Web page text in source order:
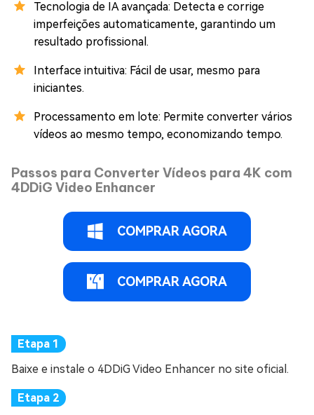
Tecnologia de IA avançada: Detecta e corrige
imperfeições automaticamente, garantindo um
resultado profissional.
Interface intuitiva: Fácil de usar, mesmo para
iniciantes.
Processamento em lote: Permite converter vários
vídeos ao mesmo tempo, economizando tempo.
Passos para Converter Vídeos para 4K com
4DDiG Video Enhancer
COMPRAR AGORA
COMPRAR AGORA
Baixe e instale o 4DDiG Video Enhancer no site oficial.